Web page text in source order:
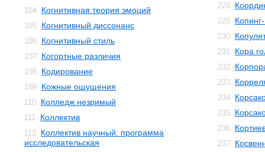
104. Когнитивная теория эмоций
105. Когнитивный диссонанс
106. Когнитивный стиль
107. Когортные различия
108. Кодирование
109. Кожные ощущения
110. Колледж незримый
111. Коллектив
112. Коллектив научный: программа
исследовательская
228.
229.
230.
231. Кора
232.
233.
234.
235.
236.
237.